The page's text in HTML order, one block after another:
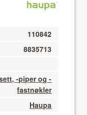
110842
8835713
-piper og -
fastnøkler
Haupa